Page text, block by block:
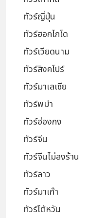
ทัวร์ญี่ปุ่น
ทัวร์ฮอกไกโด
ทัวร์เวียดนาม
ทัวร์สิงคโปร์
ทัวร์มาเลเซีย
ทัวร์พม่า
ทัวร์ฮ่องกง
ทัวร์จีน
ทัวร์จีนไม่ลงร้าน
ทัวร์ลาว
ทัวร์มาเก๊า
ทัวร์ไต้หวัน